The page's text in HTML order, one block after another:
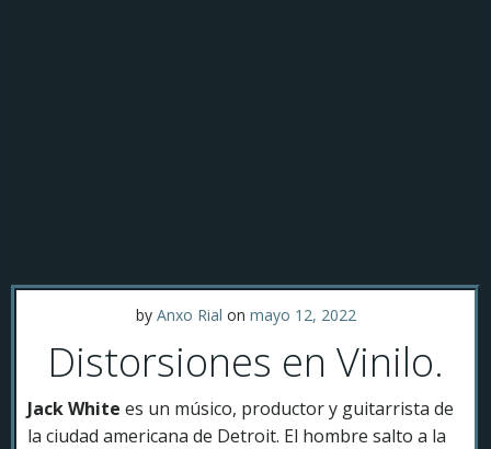
by Anxo Rial on mayo 12, 2022
Distorsiones en Vinilo.
Jack White es un músico, productor y guitarrista de
la ciudad americana de Detroit. El hombre salto a la